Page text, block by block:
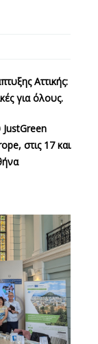
Αττικής:
για όλους.
στις 17 και